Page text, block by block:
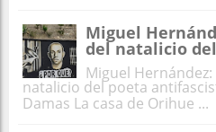
Miguel
del natalicio
Miguel
natalicio del poeta
Damas La casa de Orihue ...